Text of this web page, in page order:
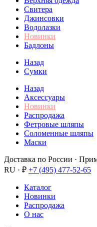
Свитера
Джинсовки
Водолазки
Новинки
Бадлоны
Назад
Сумки
Назад
Аксессуары
Новинки
Распродажа
Фетровые шляпы
Соломенные шляпы
Маски
Доставка по России ·
RU · ₽ +7 (495) 477-52-65
Каталог
Новинки
Распродажа
О нас